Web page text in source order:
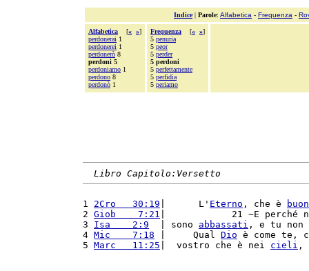
Indice| Parole: Alfabetica - Frequenza -
Alfabetica [« »]
perdonerai 1
perdonerei 1
perdonerò 8
perdoni 5
perdoniamo 1
perdono 8
perdonò 1
Frequenza [« »]
5 penuria
5 peor
5 perder
5 perdoni
5 perfettamente
5 perfidia
5 periamo
Libro Capitolo:Versetto
1 2Cro   30:19 |      L' Eterno , che è
2 Giob    7:21 |            21 ~E perché
3 Isa    2:9
  | sono
abbassati , e tu
4 Mic    7:18 |     Qual Dio è come te,
5 Marc   11:25 |  vostro che è nei cieli ,